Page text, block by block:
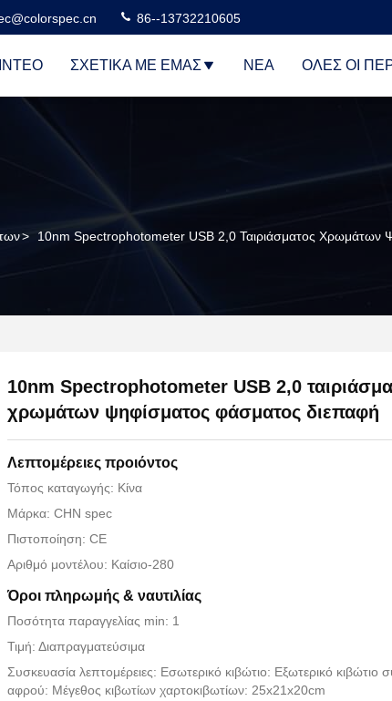
86--13732210605
ΣΧΕΤΙΚΆ ΜΕ ΕΜΆΣ ΝΈΑ ΌΛΕΣ ΟΙ
> 10nm Spectrophotometer USB 2,0 Ταιριάσματος Χρωμάτων
10nm Spectrophotometer USB 2,0
χρωμάτων ψηφίσματος φάσματος διεπαφή
Λεπτομέρειες προιόντος
Τόπος καταγωγής: Κίνα
Μάρκα: CHN spec
Πιστοποίηση: CE
Αριθμό μοντέλου: Καίσιο-280
Όροι πληρωμής & ναυτιλίας
Ποσότητα παραγγελίας min: 1
Τιμή: Διαπραγματεύσιμα
Συσκευασία λεπτομέρειες: Εσωτερικό κιβώτιο: Εξωτερικό κιβώτιο
αφρού: Μέγεθος κιβωτίων χαρτοκιβωτίων: 25x21x20cm